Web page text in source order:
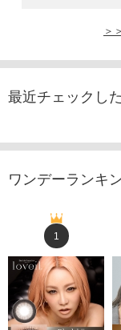
＞
最近チェックし
ワンデーランキ
1